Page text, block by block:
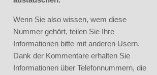
Wenn Sie also wissen, wem diese
Nummer gehört, teilen Sie Ihre
Informationen bitte mit anderen Usern.
Dank der Kommentare erhalten Sie
Informationen über Telefonnummern, die